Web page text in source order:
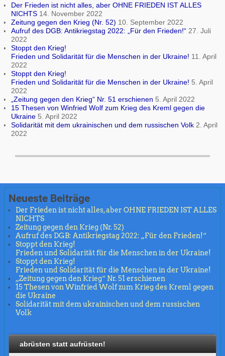
Der Frieden ist nicht alles, aber OHNE FRIEDEN IST ALLES
NICHTS 14. November 2022
Zeitung gegen den Krieg (Nr. 52) 10. September 2022
Aufruf des DGB: Antikriegstag 2022: „Für den Frieden!“ 27. Juli
2022
Stoppt den Krieg!
Frieden und Solidarität für die Menschen in der Ukraine! 11. April
2022
Stoppt den Krieg!
Frieden und Solidarität für die Menschen in der Ukraine! 5. April
2022
„Zeitung gegen den Krieg“ Nr. 51 erschienen 5. April 2022
15 Thesen von Winfried Wolf zum Krieg des Kreml gegen die
Ukraine 5. April 2022
Solidarität mit dem ukrainischen und dem russischen Volk 2. April
2022
Neueste Beiträge
Der Frieden ist nicht alles, aber OHNE FRIEDEN IST ALLES
NICHTS
Zeitung gegen den Krieg (Nr. 52)
Aufruf des DGB: Antikriegstag 2022: „Für den Frieden!“
Stoppt den Krieg!
Frieden und Solidarität für die Menschen in der Ukraine!
Stoppt den Krieg!
Frieden und Solidarität für die Menschen in der Ukraine!
„Zeitung gegen den Krieg“ Nr. 51 erschienen
15 Thesen von Winfried Wolf zum Krieg des Kreml gegen
die Ukraine
Solidarität mit dem ukrainischen und dem russischen
Volk
abrüsten statt aufrüsten!